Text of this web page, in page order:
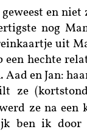
en
nog
uit
hechte
en Jan:
ze
ze na een
ben ik